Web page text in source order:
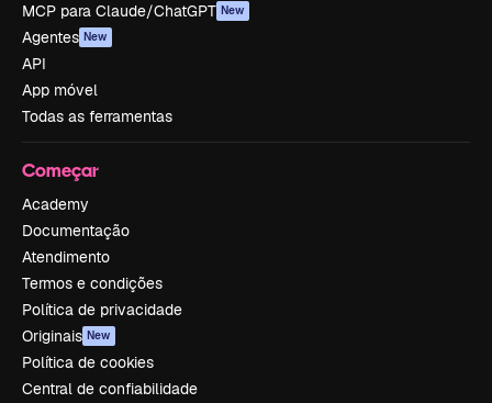
MCP para Claude/ChatGPT New
Agentes New
API
App móvel
Todas as ferramentas
Começar
Academy
Documentação
Atendimento
Termos e condições
Política de privacidade
Originais New
Política de cookies
Central de confiabilidade